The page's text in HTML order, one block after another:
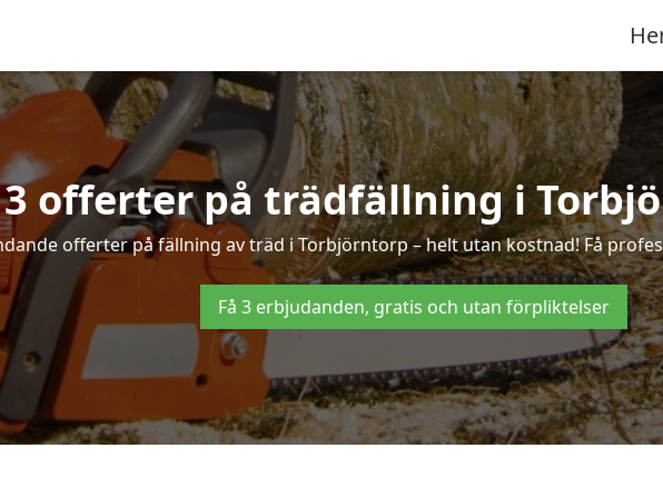
3 offerter på trädfällning i
offerter på fällning av träd i Torbjörntorp – helt utan kostnad! Få
Få 3 erbjudanden, gratis och utan förpliktelser